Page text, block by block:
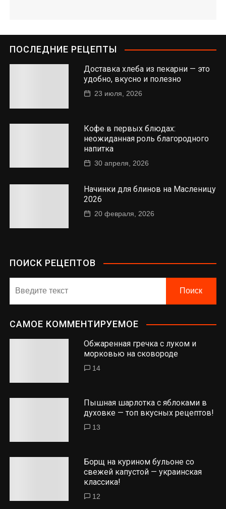
ПОСЛЕДНИЕ РЕЦЕПТЫ
Доставка хлеба из пекарни — это
удобно, вкусно и полезно
23 июля, 2026
Кофе в первых блюдах:
неожиданная роль благородного
напитка
30 апреля, 2026
Начинки для блинов на Масленицу
2026
20 февраля, 2026
ПОИСК РЕЦЕПТОВ
САМОЕ КОММЕНТИРУЕМОЕ
Обжаренная гречка с луком и
морковью на сковороде
14
Пышная шарлотка с яблоками в
духовке — топ вкусных рецептов!
13
Борщ на курином бульоне со
свежей капустой — украинская
классика!
12